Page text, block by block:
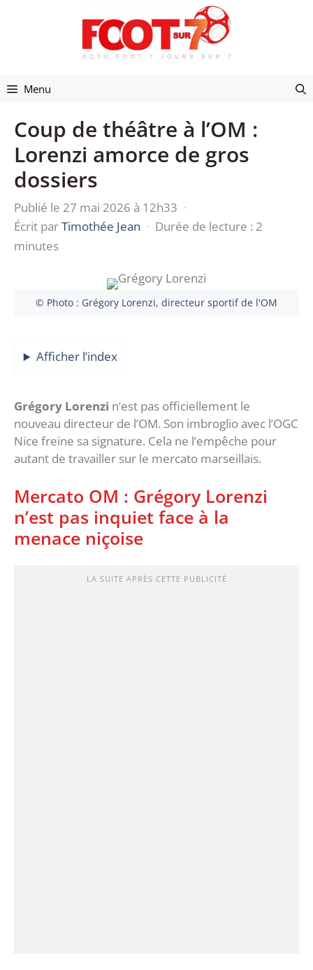
Menu
Coup de théâtre à l’OM :
Lorenzi amorce de gros
dossiers
Publié le 27 mai 2026 à 12h33 ·
Écrit parTimothée Jean · Durée de lecture : 2
minutes
© Photo : Grégory Lorenzi, directeur sportif de l'OM
Afficher l’index
Grégory Lorenzi n’est pas officiellement le
nouveau directeur de l’OM. Son imbroglio avec l’OGC
Nice freine sa signature. Cela ne l’empêche pour
autant de travailler sur le mercato marseillais.
Mercato OM : Grégory Lorenzi
n’est pas inquiet face à la
menace niçoise
LA SUITE APRÈS CETTE PUBLICITÉ